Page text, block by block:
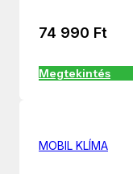
74 990 Ft
Megtekintés
MOBIL KLÍMA